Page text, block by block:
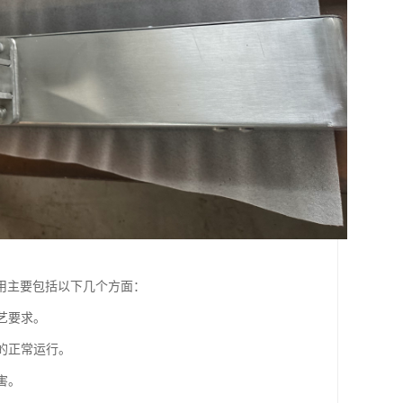
要包括以下几个方面：
求。
常运行。